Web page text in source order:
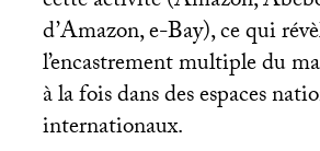
d’Amazon, e-Bay), ce qui
l’encastrement multiple du
à la fois dans des espaces
internationaux.